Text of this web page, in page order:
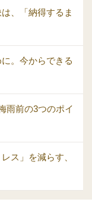
、「納得するま
。今からできる
雨前の3つのポイ
ス」を減らす、